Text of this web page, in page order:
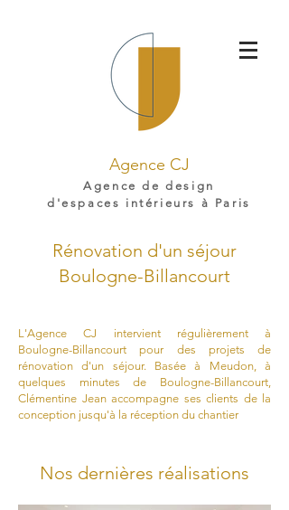
Agence CJ
Agence de design
d'espaces intérieurs à Paris
Rénovation d'un séjour
Boulogne-Billancourt
L'Agence CJ intervient régulièrement à
Boulogne-Billancourt pour des projets de
rénovation d'un séjour. Basée à Meudon, à
quelques minutes de Boulogne-Billancourt,
Clémentine Jean accompagne ses clients de la
conception jusqu'à la réception du chantier
Nos dernières réalisations